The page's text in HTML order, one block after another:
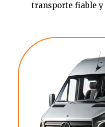
transporte fiable y